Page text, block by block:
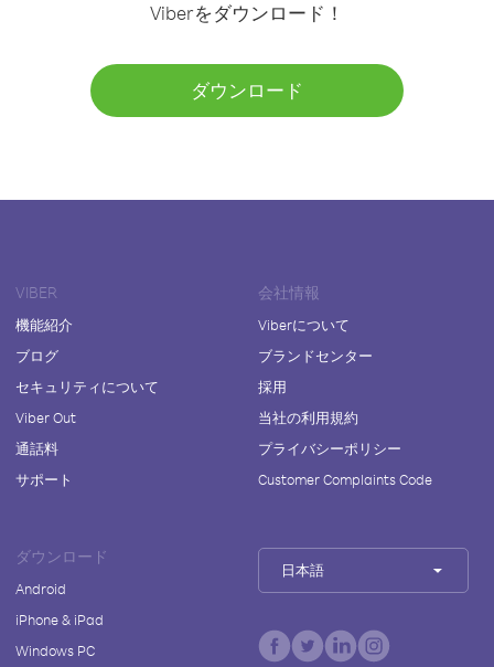
Viberをダウンロード！
ダウンロード
VIBER
機能紹介
ブログ
セキュリティについて
Viber Out
通話料
サポート
会社情報
Viberについて
ブランドセンター
採用
当社の利用規約
プライバシーポリシー
Customer Complaints Code
ダウンロード
Android
iPhone & iPad
Windows PC
日本語